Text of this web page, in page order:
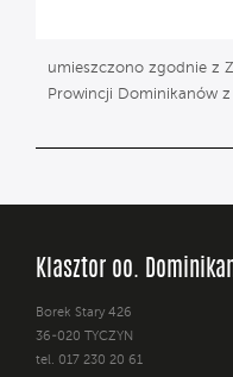
umieszczono zgodnie z
Prowincji Dominikanów z
Klasztor oo.
Borek Stary 426
36-020 TYCZYN
tel. 017 230 20 61